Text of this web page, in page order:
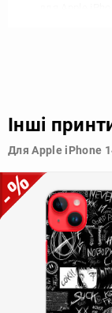
продати свій
Узагалі, чохол для
допомагає
Інші
Для Apple iPhone